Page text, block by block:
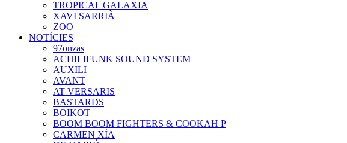
TROPICAL GALAXIA
XAVI SARRIÀ
ZOO
NOTÍCIES
97onzas
ACHILIFUNK SOUND SYSTEM
AUXILI
AVANT
AT VERSARIS
BASTARDS
BOIKOT
BOOM BOOM FIGHTERS & COOKAH P
CARMEN XÍA